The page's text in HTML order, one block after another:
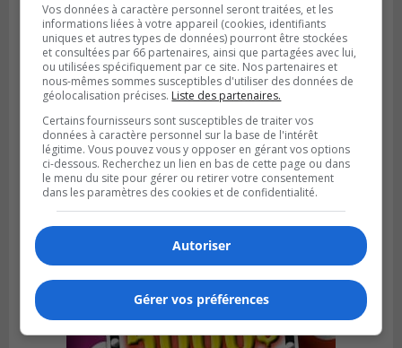
LA PRAIRIE
Sonia Ziadé est candidate pour le PLQ
dans La Prairie
Vos données à caractère personnel seront traitées, et les
informations liées à votre appareil (cookies, identifiants
uniques et autres types de données) pourront être stockées
et consultées par 66 partenaires, ainsi que partagées avec lui,
ou utilisées spécifiquement par ce site. Nos partenaires et
nous-mêmes sommes susceptibles d'utiliser des données de
géolocalisation précises. Liste des partenaires.
Certains fournisseurs sont susceptibles de traiter vos
données à caractère personnel sur la base de l'intérêt
légitime. Vous pouvez vous y opposer en gérant vos options
ci-dessous. Recherchez un lien en bas de cette page ou dans
le menu du site pour gérer ou retirer votre consentement
dans les paramètres des cookies et de confidentialité.
Autoriser
Gérer vos préférences